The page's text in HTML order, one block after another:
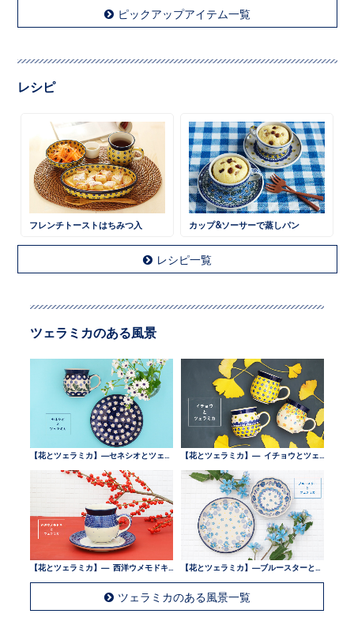
ピックアップアイテム一覧
レシピ
フレンチトーストはちみつ入 カップ&ソーサーで蒸しパン
レシピ一覧
ツェラミカのある風景
ツェラミカのある風景一覧